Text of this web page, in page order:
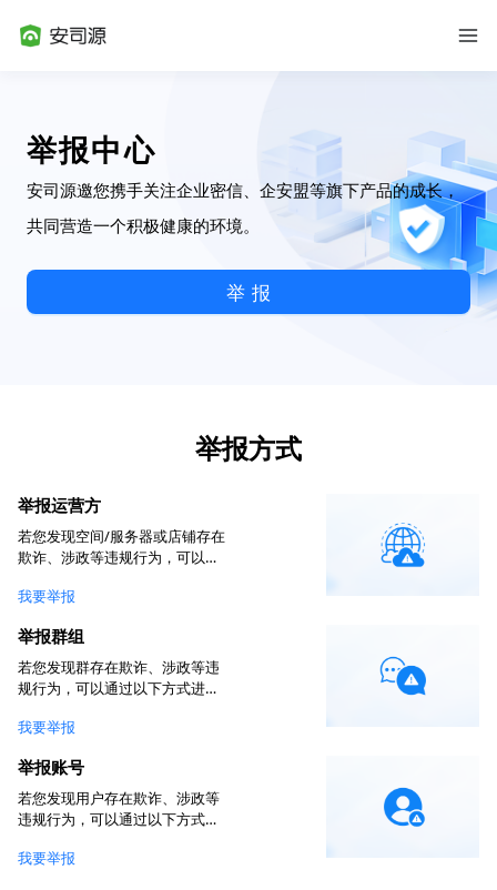
举报中心
安司源邀您携手关注企业密信、企安盟等旗下产品的成长，
共同营造一个积极健康的环境。
举报
举报方式
举报运营方
若您发现空间/服务器或店铺存在
欺诈、涉政等违规行为，可以通
我要举报
举报群组
若您发现群存在欺诈、涉政等违
规行为，可以通过以下方式进行
我要举报
举报账号
若您发现用户存在欺诈、涉政等
违规行为，可以通过以下方式进
我要举报